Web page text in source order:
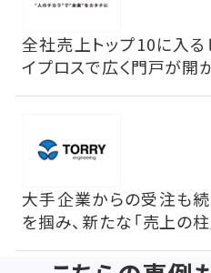
全社売上トップ10に入る
イプロスで広く門戸が開
大手企業からの受注も
を掴み、新たな「売上の柱